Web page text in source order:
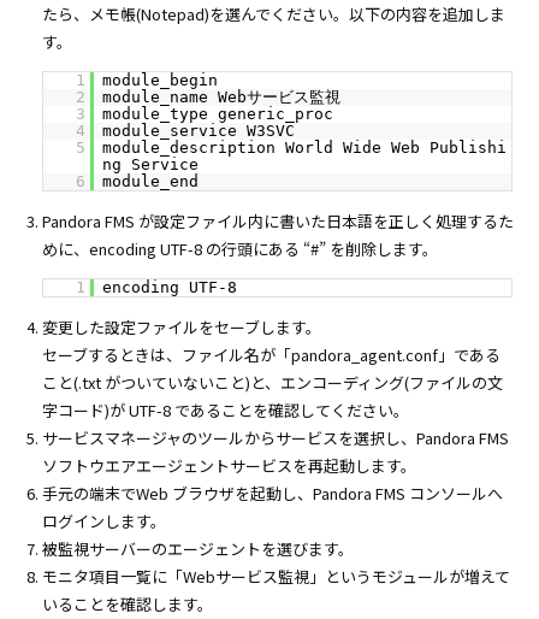
たら、メモ帳(Notepad)を選んでください。以下の内容を追加しま
す。
1
module_begin
2
module_name Webサービス監視
3
module_type generic_proc
4
module_service W3SVC
5
module_description World Wide Web Publishi
ng Service
6
module_end
Pandora FMS が設定ファイル内に書いた日本語を正しく処理するた
めに、encoding UTF-8 の行頭にある “#” を削除します。
1 encoding UTF-8
変更した設定ファイルをセーブします。
セーブするときは、ファイル名が「pandora_agent.conf」である
こと(.txt がついていないこと)と、エンコーディング(ファイルの文
字コード)が UTF-8 であることを確認してください。
サービスマネージャのツールからサービスを選択し、Pandora FMS
ソフトウエアエージェントサービスを再起動します。
手元の端末でWeb ブラウザを起動し、Pandora FMS コンソールへ
ログインします。
被監視サーバーのエージェントを選びます。
モニタ項目一覧に「Webサービス監視」というモジュールが増えて
いることを確認します。